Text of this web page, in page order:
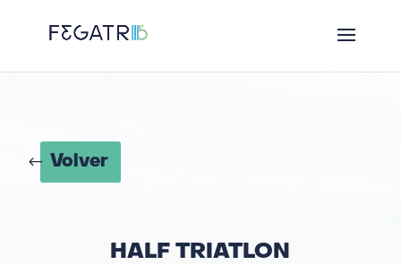
Volver
HALF TRIATLON